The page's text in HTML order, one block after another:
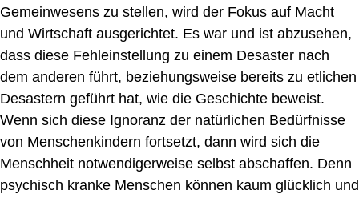
Gemeinwesens zu stellen, wird der Fokus auf Macht
und Wirtschaft ausgerichtet. Es war und ist abzusehen,
dass diese Fehleinstellung zu einem Desaster nach
dem anderen führt, beziehungsweise bereits zu etlichen
Desastern geführt hat, wie die Geschichte beweist.
Wenn sich diese Ignoranz der natürlichen Bedürfnisse
von Menschenkindern fortsetzt, dann wird sich die
Menschheit notwendigerweise selbst abschaffen. Denn
psychisch kranke Menschen können kaum glücklich und